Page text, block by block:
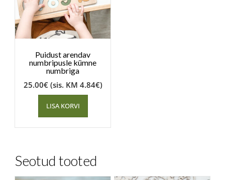
Puidust arendav
numbripusle kümne
numbriga
25.00€ (sis. KM 4.84€)
LISA KORVI
Seotud tooted